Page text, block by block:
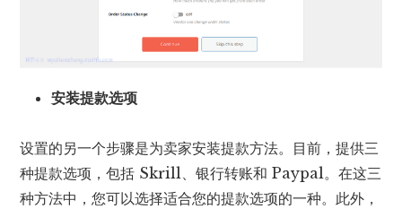
安装提款选项
设置的另一个步骤是为卖家安装提款方法。目前，提供三
种提款选项，包括 Skrill、银行转账和 Paypal。在这三
种方法中，您可以选择适合您的提款选项的一种。此外，